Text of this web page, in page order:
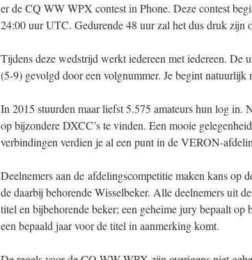
er de CQ WW WPX contest in Phone. Deze contest
24:00 uur UTC. Gedurende 48 uur zal het dus druk zijn
Tijdens deze wedstrijd werkt iedereen met iedereen. De
(5-9) gevolgd door een volgnummer. Je begint natuurlijk
In 2015 stuurden maar liefst 5.575 amateurs hun log in.
op bijzondere DXCC’s te vinden. Een mooie
verbindingen verdien je al een punt in de VERON-
Deelnemers aan de afdelingscompetitie maken kans op
de daarbij behorende Wisselbeker. Alle deelnemers uit
titel en bijbehorende beker; een geheime jury bepaalt op
een bepaald jaar voor de titel in aanmerking komt.